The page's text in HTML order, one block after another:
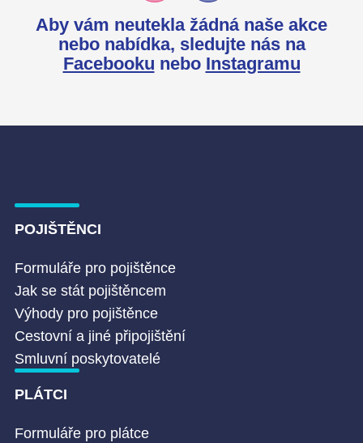
Aby vám neutekla žádná naše akce
nebo nabídka, sledujte nás na
Facebooku nebo Instagramu
POJIŠTĚNCI
Formuláře pro pojištěnce
Jak se stát pojištěncem
Výhody pro pojištěnce
Cestovní a jiné připojištění
Smluvní poskytovatelé
PLÁTCI
Formuláře pro plátce